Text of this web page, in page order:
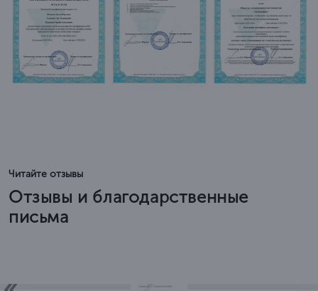
Читайте отзывы
Отзывы и благодарственные
письма